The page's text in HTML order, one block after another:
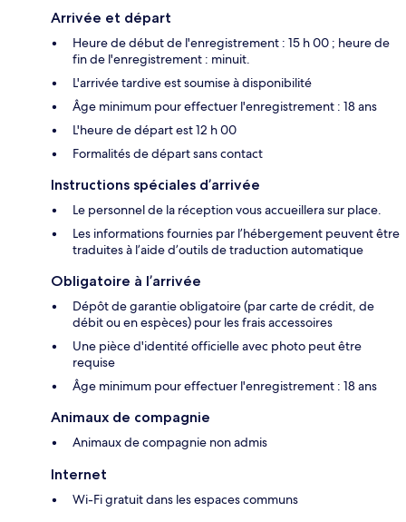
Arrivée et départ
Heure de début de l'enregistrement : 15 h 00 ; heure de
fin de l'enregistrement : minuit.
L'arrivée tardive est soumise à disponibilité
Âge minimum pour effectuer l'enregistrement : 18 ans
L'heure de départ est 12 h 00
Formalités de départ sans contact
Instructions spéciales d’arrivée
Le personnel de la réception vous accueillera sur place.
Les informations fournies par l’hébergement peuvent être
traduites à l’aide d’outils de traduction automatique
Obligatoire à l’arrivée
Dépôt de garantie obligatoire (par carte de crédit, de
débit ou en espèces) pour les frais accessoires
Une pièce d'identité officielle avec photo peut être
requise
Âge minimum pour effectuer l'enregistrement : 18 ans
Animaux de compagnie
Animaux de compagnie non admis
Internet
Wi-Fi gratuit dans les espaces communs